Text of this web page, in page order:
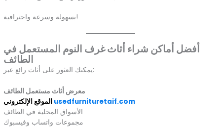
بسهولة وسرعة واحترافية!
أفضل أماكن شراء أثاث غرف النوم المستعمل في
الطائف
يمكنك العثور على أثاث رائع عبر:
معرض أثاث مستعمل الطائف
usedfurnituretaif.com
الأسواق المحلية في الطائف
مجموعات واتساب وفيسبوك